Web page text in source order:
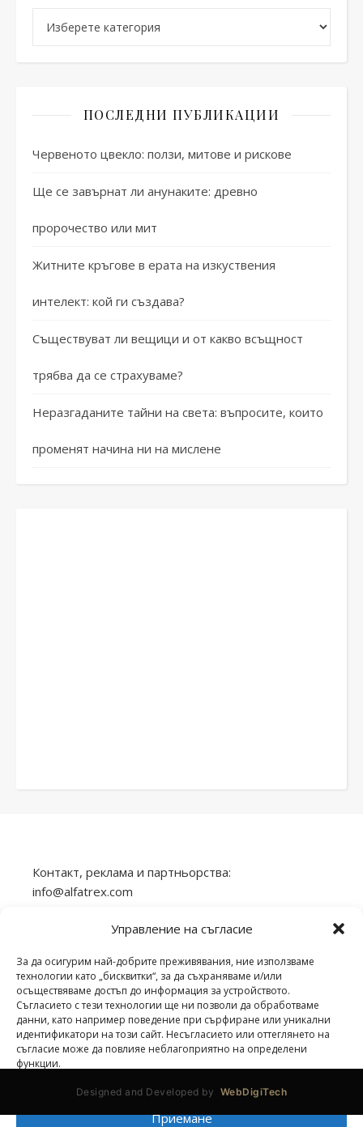
Управление на съгласие
За да осигурим най-добрите преживявания, ние използваме
технологии като „бисквитки“, за да съхраняваме и/или
осъществяваме достъп до информация за устройството.
Съгласието с тези технологии ще ни позволи да обработваме
данни, като например поведение при сърфиране или уникални
идентификатори на този сайт. Несъгласието или оттеглянето на
съгласие може да повлияе неблагоприятно на определени
функции.
Приемане
ПОСЛЕДНИ ПУБЛИКАЦИИ
Червеното цвекло: ползи, митове и рискове
Ще се завърнат ли анунаките: древно
пророчество или мит
Житните кръгове в ерата на изкуствения
интелект: кой ги създава?
Съществуват ли вещици и от какво всъщност
трябва да се страхуваме?
Неразгаданите тайни на света: въпросите, които
променят начина ни на мислене
Контакт, реклама и партньорства:
info@alfatrex.com
Използването или публикуването на част или
разрешение е забранено.
veilend.com © Всички права запазени. | 2026 ©
Designed and Developed by WebDigiTech